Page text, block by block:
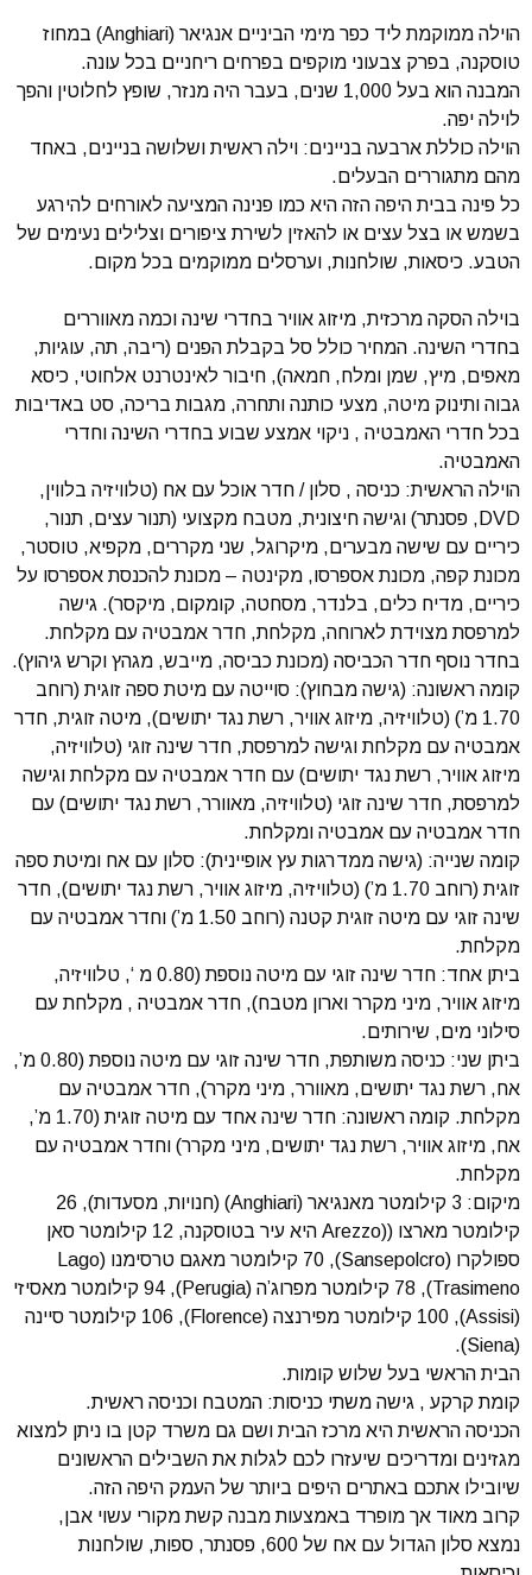
הוילה ממוקמת ליד כפר מימי הביניים אנגיאר (Anghiari) במחוז
טוסקנה, בפרק צבעוני מוקפים בפרחים ריחניים בכל עונה.
המבנה הוא בעל 1,000 שנים, בעבר היה מנזר, שופץ לחלוטין והפך
לוילה יפה.
הוילה כוללת ארבעה בניינים: וילה ראשית ושלושה בניינים, באחד
מהם מתגוררים הבעלים.
כל פינה בבית היפה הזה היא כמו פנינה המציעה לאורחים להירגע
בשמש או בצל עצים או להאזין לשירת ציפורים וצלילים נעימים של
הטבע. כיסאות, שולחנות, וערסלים ממוקמים בכל מקום.
בוילה הסקה מרכזית, מיזוג אוויר בחדרי שינה וכמה מאווררים
בחדרי השינה. המחיר כולל סל בקבלת הפנים (ריבה, תה, עוגיות,
מאפים, מיץ, שמן ומלח, חמאה), חיבור לאינטרנט אלחוטי, כיסא
גבוה ותינוק מיטה, מצעי כותנה ותחרה, מגבות בריכה, סט באדיבות
בכל חדרי האמבטיה , ניקוי אמצע שבוע בחדרי השינה וחדרי
האמבטיה.
הוילה הראשית: כניסה , סלון / חדר אוכל עם אח (טלוויזיה בלווין,
DVD, פסנתר) וגישה חיצונית, מטבח מקצועי (תנור עצים, תנור,
כיריים עם שישה מבערים, מיקרוגל, שני מקררים, מקפיא, טוסטר,
מכונת קפה, מכונת אספרסו, מקינטה – מכונת להכנסת אספרסו על
כיריים, מדיח כלים, בלנדר, מסחטה, קומקום, מיקסר). גישה
למרפסת מצוידת לארוחה, מקלחת, חדר אמבטיה עם מקלחת.
בחדר נוסף חדר הכביסה (מכונת כביסה, מייבש, מגהץ וקרש גיהוץ).
קומה ראשונה: (גישה מבחוץ): סוייטה עם מיטת ספה זוגית (רוחב
1.70 מ’) (טלוויזיה, מיזוג אוויר, רשת נגד יתושים), מיטה זוגית, חדר
אמבטיה עם מקלחת וגישה למרפסת, חדר שינה זוגי (טלוויזיה,
מיזוג אוויר, רשת נגד יתושים) עם חדר אמבטיה עם מקלחת וגישה
למרפסת, חדר שינה זוגי (טלוויזיה, מאוורר, רשת נגד יתושים) עם
חדר אמבטיה עם אמבטיה ומקלחת.
קומה שנייה: (גישה ממדרגות עץ אופיינית): סלון עם אח ומיטת ספה
זוגית (רוחב 1.70 מ’) (טלוויזיה, מיזוג אוויר, רשת נגד יתושים), חדר
שינה זוגי עם מיטה זוגית קטנה (רוחב 1.50 מ’) וחדר אמבטיה עם
מקלחת.
ביתן אחד: חדר שינה זוגי עם מיטה נוספת (0.80 מ ‘, טלוויזיה,
מיזוג אוויר, מיני מקרר וארון מטבח), חדר אמבטיה , מקלחת עם
סילוני מים, שירותים.
ביתן שני: כניסה משותפת, חדר שינה זוגי עם מיטה נוספת (0.80 מ’,
אח, רשת נגד יתושים, מאוורר, מיני מקרר), חדר אמבטיה עם
מקלחת. קומה ראשונה: חדר שינה אחד עם מיטה זוגית (1.70 מ’,
אח, מיזוג אוויר, רשת נגד יתושים, מיני מקרר) וחדר אמבטיה עם
מקלחת.
מיקום: 3 קילומטר מאנגיאר (Anghiari) (חנויות, מסעדות), 26
קילומטר מארצו ((Arezzo היא עיר בטוסקנה, 12 קילומטר סאן
ספולקרו (Sansepolcro), 70 קילומטר מאגם טרסימנו (Lago
Trasimeno), 78 קילומטר מפרוג’ה (Perugia), 94 קילומטר מאסיזי
(Assisi), 100 קילומטר מפירנצה (Florence), 106 קילומטר סיינה
(Siena).
הבית הראשי בעל שלוש קומות.
קומת קרקע , גישה משתי כניסות: המטבח וכניסה ראשית.
הכניסה הראשית היא מרכז הבית ושם גם משרד קטן בו ניתן למצוא
מגזינים ומדריכים שיעזרו לכם לגלות את השבילים הראשונים
שיובילו אתכם באתרים היפים ביותר של העמק היפה הזה.
קרוב מאוד אך מופרד באמצעות מבנה קשת מקורי עשוי אבן,
נמצא סלון הגדול עם אח של 600, פסנתר, ספות, שולחנות